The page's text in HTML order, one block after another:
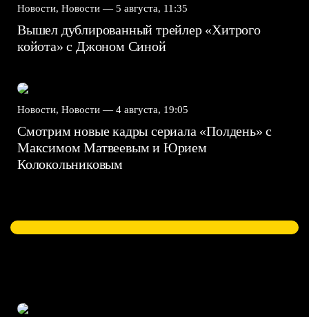
Новости, Новости — 5 августа, 11:35
Вышел дублированный трейлер «Хитрого
койота» с Джоном Синой
Новости, Новости — 4 августа, 19:05
Смотрим новые кадры сериала «Полдень» с
Максимом Матвеевым и Юрием
Колокольниковым